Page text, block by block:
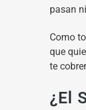
pasan
Como
que
te
¿El